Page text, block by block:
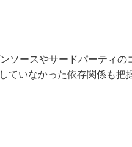
ソースやサードパーティの
ていなかった依存関係も把